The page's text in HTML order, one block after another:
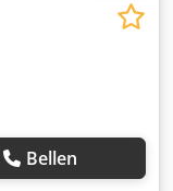
Bellen